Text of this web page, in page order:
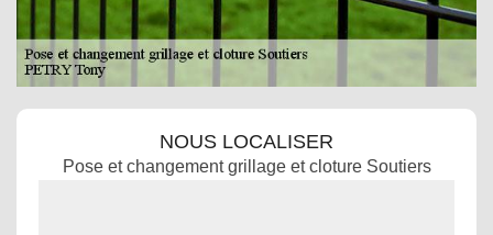
NOUS LOCALISER
Pose et changement grillage et cloture Soutiers